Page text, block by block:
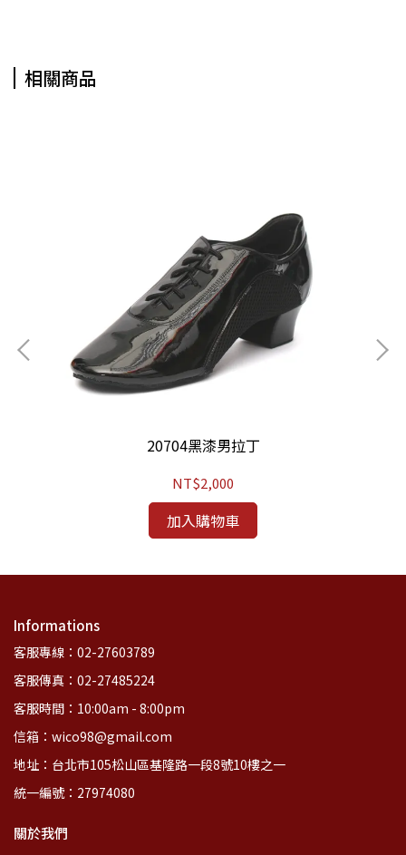
相關商品
20704黑漆男拉丁
NT$2,000
加入購物車
Informations
客服專線：02-27603789
客服傳真：02-27485224
客服時間：10:00am - 8:00pm
信箱：wico98@gmail.com
地址：台北市105松山區基隆路一段8號10樓之一
統一編號：27974080
關於我們